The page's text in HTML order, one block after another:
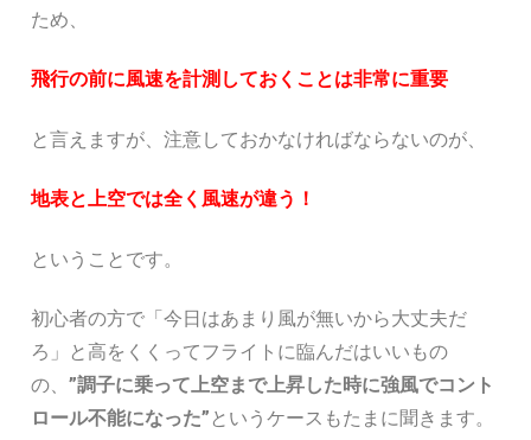
ため、
飛行の前に風速を計測しておくことは非常に重要
と言えますが、注意しておかなければならないのが、
地表と上空では全く風速が違う！
ということです。
初心者の方で「今日はあまり風が無いから大丈夫だ
ろ」と高をくくってフライトに臨んだはいいもの
の、 ”調子に乗って上空まで上昇した時に強風でコント
ロール不能になった” というケースもたまに聞きます。